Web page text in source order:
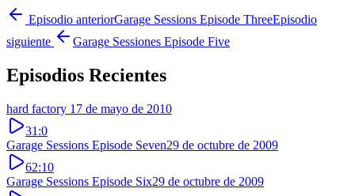
Episodio anteriorGarage Sessions Episode ThreeEpisodio
siguiente
Garage Sessiones Episode Five
Episodios Recientes
hard factory 17 de mayo de 2010
31:0
Garage Sessions Episode Seven29 de octubre de 2009
62:10
Garage Sessions Episode Six29 de octubre de 2009